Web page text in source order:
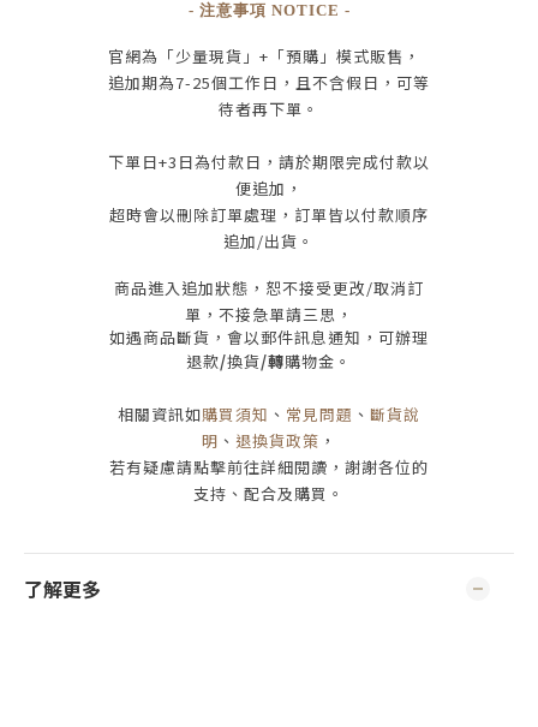
- 注意事項 NOTICE -
官網為 「少量現貨」+ 「預購」模式販售，
追加期為7-25個工作日 ，且不含假日 ， 可等
待者再下單 。
下單日+3 日為付款日，請於期限完成付款以
便追加，
超時會以刪除訂單處理，訂單皆以付款順序
追加/出貨 。
商品進入追加狀態，恕不接受更改/取消訂
單， 不接急單請三思 ，
如遇商品斷貨，會以郵件訊息通知，可辦理
退款/換貨/轉購物金。
相關資訊如購買須知 、 常見問題 、 斷貨說
明 、 退換貨政策 ，
若有疑慮請點擊前往詳細閱讀，謝謝各位的
支持、配合及購買 。
了解更多